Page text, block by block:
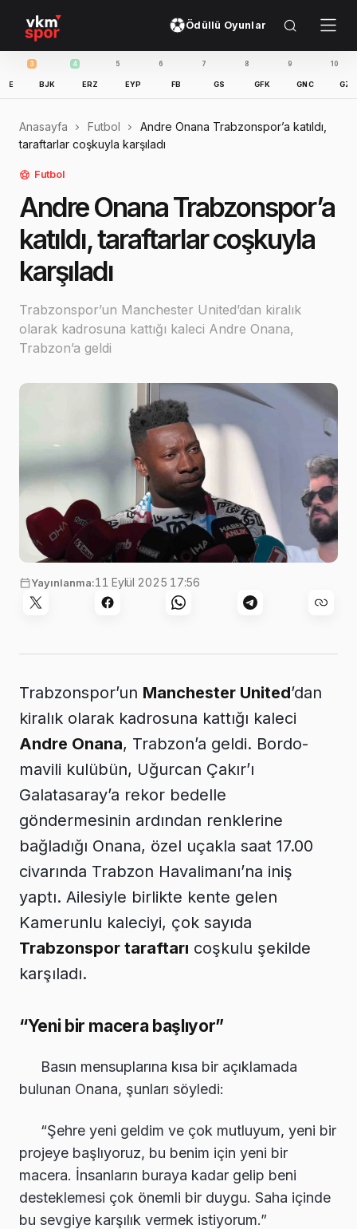
Ödüllü Oyunlar
BJK ERZ EYP FB GS GFK GNC GZT
Anasayfa Futbol
Andre Onana Trabzonspor’a katıldı,
taraftarlar coşkuyla karşıladı
Futbol
Andre Onana Trabzonspor’a
katıldı, taraftarlar coşkuyla
karşıladı
Trabzonspor’un Manchester United’dan kiralık
olarak kadrosuna kattığı kaleci Andre Onana,
Trabzon’a geldi
Yayınlanma:11 Eylül 2025 17:56
Trabzonspor’un Manchester United’dan
kiralık olarak kadrosuna kattığı kaleci
Andre Onana, Trabzon’a geldi. Bordo-
mavili kulübün, Uğurcan Çakır’ı
Galatasaray’a rekor bedelle
göndermesinin ardından renklerine
bağladığı Onana, özel uçakla saat 17.00
civarında Trabzon Havalimanı’na iniş
yaptı. Ailesiyle birlikte kente gelen
Kamerunlu kaleciyi, çok sayıda
Trabzonspor taraftarı coşkulu şekilde
karşıladı.
“Yeni bir macera başlıyor”
Basın mensuplarına kısa bir açıklamada
bulunan Onana, şunları söyledi:
“Şehre yeni geldim ve çok mutluyum, yeni bir
projeye başlıyoruz, bu benim için yeni bir
macera. İnsanların buraya kadar gelip beni
desteklemesi çok önemli bir duygu. Saha içinde
bu sevgiye karşılık vermek istiyorum.”